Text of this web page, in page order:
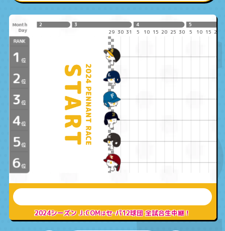
Month
Day
RANK
1 位
2位
3位
4位
5位
6位
2
3
29 30 31
4
5
10 15 20 25 30
5
5
10 15 20
2024シーズン J:COMはセ･パ12球団 全試合生中継！